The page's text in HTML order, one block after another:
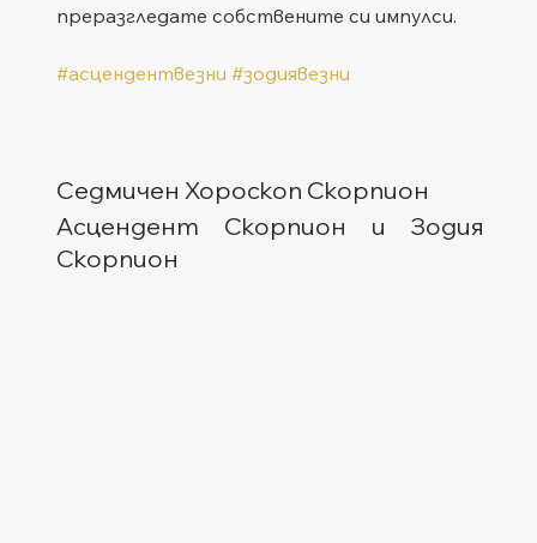
преразгледате собствените си импулси.
#асцендентвезни #зодиявезни
Седмичен Хороскоп Скорпион
Асцендент Скорпион и Зодия
Скорпион